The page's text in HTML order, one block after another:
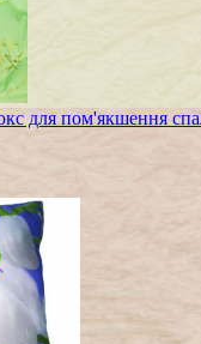
для пом'якшення